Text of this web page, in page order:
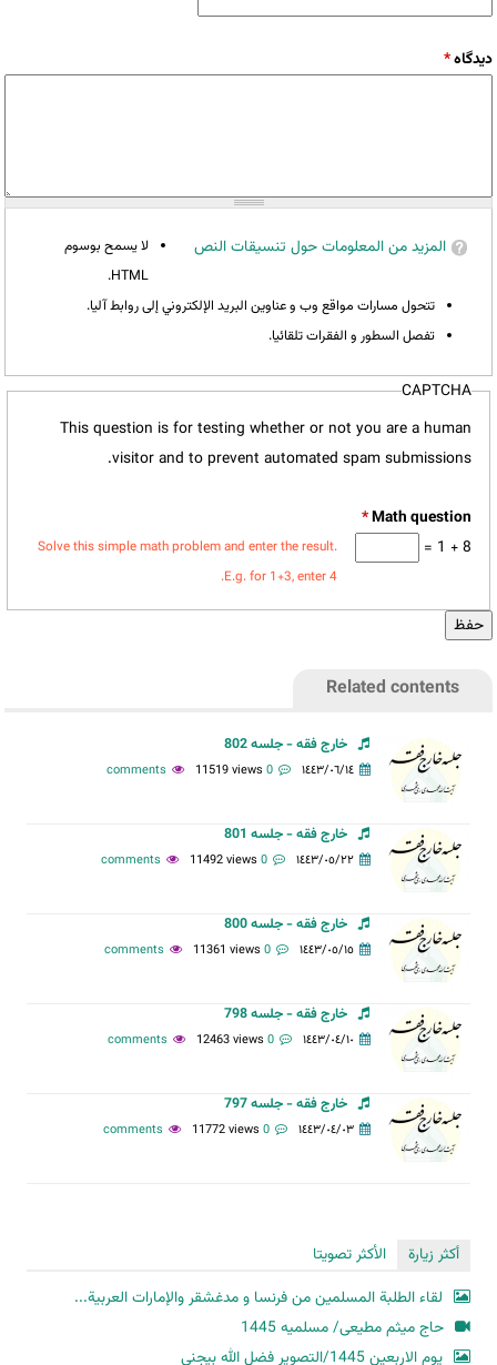
‏دیدگاه ‏*
المزيد من المعلومات حول تنسيقات النص
لا يسمح بوسوم
HTML.
تتحول مسارات مواقع وب و عناوين البريد الإلكتروني إلى روابط آليا.
تفصل السطور و الفقرات تلقائيا.
CAPTCHA
This question is for testing whether or not you are a human
visitor and to prevent automated spam submissions.
*
8 + 1 =
Solve this simple math problem and enter the result.
E.g. for 1+3, enter 4.
Related contents
خارج فقه - جلسه 802
١٤٤٣/٠٦/١٤ 0 comments
11519 views
خارج فقه - جلسه 801
١٤٤٣/٠٥/٢٢ 0 comments
11492 views
خارج فقه - جلسه 800
١٤٤٣/٠٥/١٥ 0 comments
11361 views
خارج فقه - جلسه 798
١٤٤٣/٠٤/١٠ 0 comments
12463 views
خارج فقه - جلسه 797
١٤٤٣/٠٤/٠٣ 0 comments
11772 views
أكثر زيارة
الأكثر تصويتا
لقاء الطلبة المسلمين من فرنسا و مدغشقر والإمارات العربية...
حاج میثم مطیعی/ مسلمیه 1445
یوم الاربعین 1445/التصویر فضل الله بیجنی